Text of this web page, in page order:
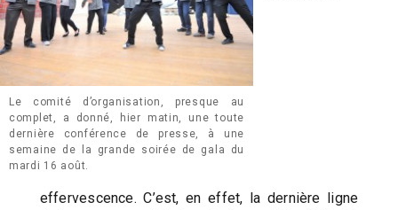
Le comité d’organisation, presque au
complet, a donné, hier matin, une toute
dernière conférence de presse, à une
semaine de la grande soirée de gala du
mardi 16 août.
effervescence. C’est, en effet, la dernière ligne